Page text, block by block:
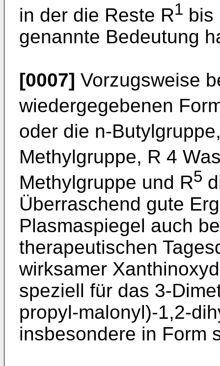
in der die Reste R1 bis
genannte Bedeutung
[0007] Vorzugsweise
wiedergegebenen
oder die n-
Methylgruppe, R 4
Methylgruppe und R5
Überraschend gute
Plasmaspiegel auch
therapeutischen
wirksamer
speziell für das 3-
propyl-malonyl)-1,2-
insbesondere in Form